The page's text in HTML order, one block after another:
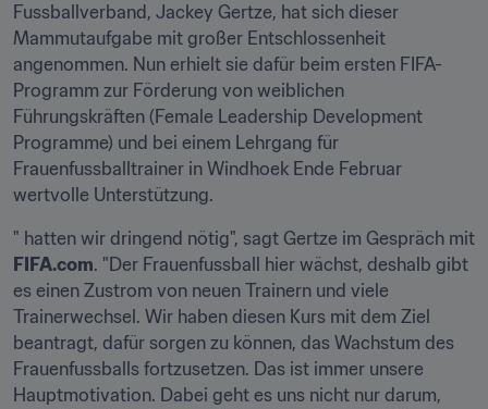
Fussballverband, Jackey Gertze, hat sich dieser
Mammutaufgabe mit großer Entschlossenheit
angenommen. Nun erhielt sie dafür beim ersten FIFA-
Programm zur Förderung von weiblichen
Führungskräften (Female Leadership Development
Programme) und bei einem Lehrgang für
Frauenfussballtrainer in Windhoek Ende Februar
wertvolle Unterstützung.
FIFA.com. "Der Frauenfussball hier wächst, deshalb gibt
es einen Zustrom von neuen Trainern und viele
Trainerwechsel. Wir haben diesen Kurs mit dem Ziel
beantragt, dafür sorgen zu können, das Wachstum des
Frauenfussballs fortzusetzen. Das ist immer unsere
Hauptmotivation. Dabei geht es uns nicht nur darum,